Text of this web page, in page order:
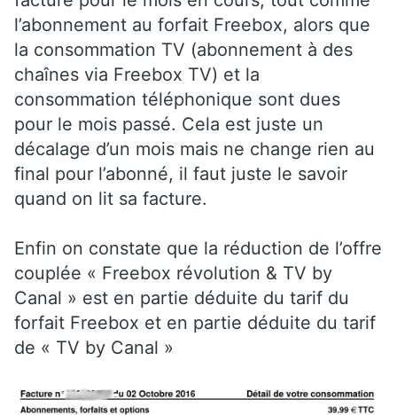
l’abonnement au forfait Freebox, alors que
la consommation TV (abonnement à des
chaînes via Freebox TV) et la
consommation téléphonique sont dues
pour le mois passé. Cela est juste un
décalage d’un mois mais ne change rien au
final pour l’abonné, il faut juste le savoir
quand on lit sa facture.
Enfin on constate que la réduction de l’offre
couplée « Freebox révolution & TV by
Canal » est en partie déduite du tarif du
forfait Freebox et en partie déduite du tarif
de « TV by Canal »